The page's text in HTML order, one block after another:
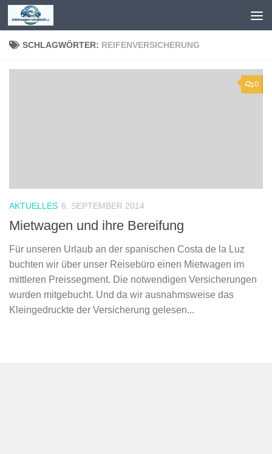
Zum Inhalt springen
SCHLAGWÖRTER: REIFENVERSICHERUNG
0
AKTUELLES 6. SEPTEMBER 2014
Mietwagen und ihre Bereifung
Für unseren Urlaub an der spanischen Costa de la Luz
buchten wir über unser Reisebüro einen Mietwagen im
mittleren Preissegment. Die notwendigen Versicherungen
wurden mitgebucht. Und da wir ausnahmsweise das
Kleingedruckte der Versicherung gelesen...